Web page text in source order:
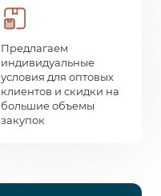
Предлагаем
индивидуальные
условия для оптовых
клиентов и скидки на
большие объемы
закупок